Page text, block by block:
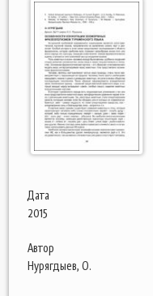
Дата
2015
Автор
Нурягдыев, О.